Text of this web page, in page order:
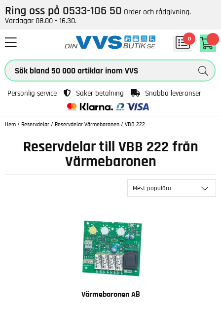
Ring oss på 0533-106 50 Order och rådgivning.
Vardagar 08.00 - 16.30.
0
Personlig service Säker betalning Snabba leveranser
Hem / Reservdelar / Reservdelar Värmebaronen / VBB 222
Reservdelar till VBB 222 från
Värmebaronen
Mest populära
Värmebaronen AB